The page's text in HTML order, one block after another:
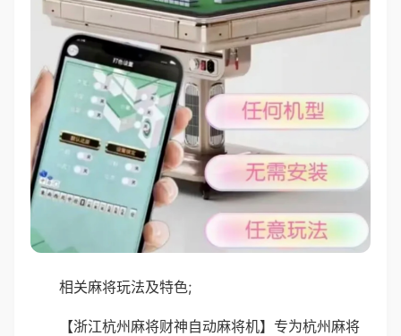
相关麻将玩法及特色;
【浙江杭州麻将财神自动麻将机】专为杭州麻将